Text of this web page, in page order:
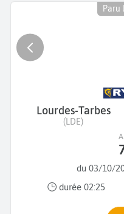
Paru
Lourdes-Tarbes
(LDE)
du 03/10/
durée 02:25